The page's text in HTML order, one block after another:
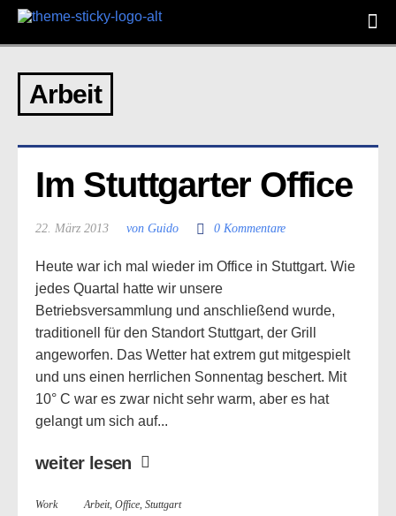
Arbeit
Im Stuttgarter Office
22. März 2013 von Guido 0 Kommentare
Heute war ich mal wieder im Office in Stuttgart. Wie
jedes Quartal hatte wir unsere
Betriebsversammlung und anschließend wurde,
traditionell für den Standort Stuttgart, der Grill
angeworfen. Das Wetter hat extrem gut mitgespielt
und uns einen herrlichen Sonnentag beschert. Mit
10° C war es zwar nicht sehr warm, aber es hat
gelangt um sich auf...
weiter lesen
Work Arbeit, Office, Stuttgart